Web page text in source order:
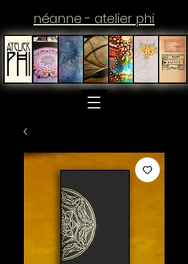
néanne - atelier phi